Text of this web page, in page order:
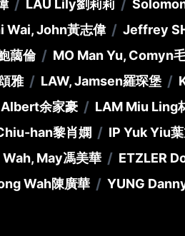
/ LAU Lily劉莉莉 /
Wai, John黃志偉 / Jeffrey
藹倫 / MO Man Yu, Comyn
雅 / LAW, Jamsen羅琛堡 /
Albert余家豪 / LAM Miu Ling
han黎肖嫻 / IP Yuk Yiu
May馮美華 / ETZLER
Wah陳廣華 / YUNG